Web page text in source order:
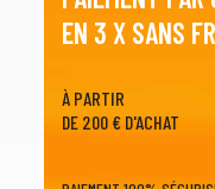
EN 3 X SANS
À PARTIR
DE 200 € D'ACHAT